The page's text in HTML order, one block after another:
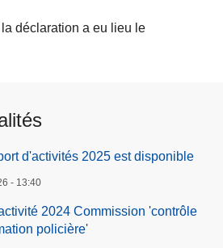
déclaration a eu lieu le
d'activités 2025 est disponible
- 13:40
2024 Commission 'contrôle
policière'